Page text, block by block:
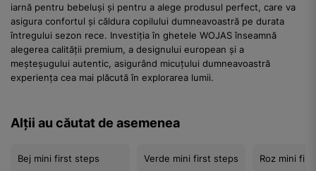
iarnă pentru bebeluși și pentru a alege produsul perfect, care va
asigura confortul și căldura copilului dumneavoastră pe durata
întregului sezon rece. Investiția în ghetele WOJAS înseamnă
alegerea calității premium, a designului european și a
meșteșugului autentic, asigurând micuțului dumneavoastră
experiența cea mai plăcută în explorarea lumii.
Alții au căutat de asemenea
Bej mini first steps Verde mini first steps Roz mini